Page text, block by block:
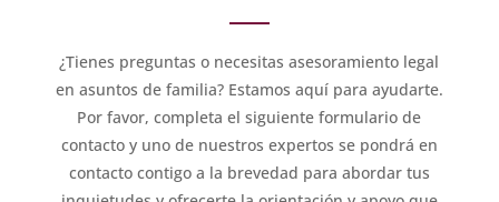
¿Tienes preguntas o necesitas asesoramiento legal
en asuntos de familia? Estamos aquí para ayudarte.
Por favor, completa el siguiente formulario de
contacto y uno de nuestros expertos se pondrá en
contacto contigo a la brevedad para abordar tus